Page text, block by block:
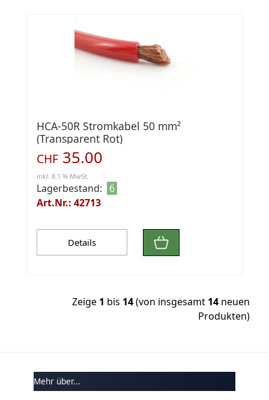
HCA-50R Stromkabel 50 mm²
(Transparent Rot)
CHF 35.00
inkl. 8.1 % MwSt.
Lagerbestand:
6
Art.Nr.: 42713
Details
Zeige 1 bis 14(von insgesamt 14 neuen
Produkten)
Mehr über...